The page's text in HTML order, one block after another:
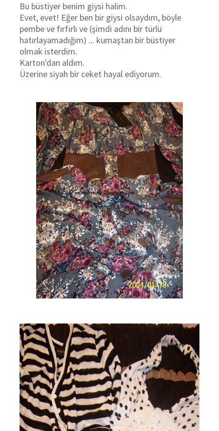
Bu büstiyer benim giysi halim.
Evet, evet! Eğer ben bir giysi olsaydım, böyle
pembe ve fırfırlı ve (şimdi adını bir türlü
hatırlayamadığım) ... kumaştan bir büstiyer
olmak isterdim.
Karton'dan aldım.
Üzerine siyah bir ceket hayal ediyorum.